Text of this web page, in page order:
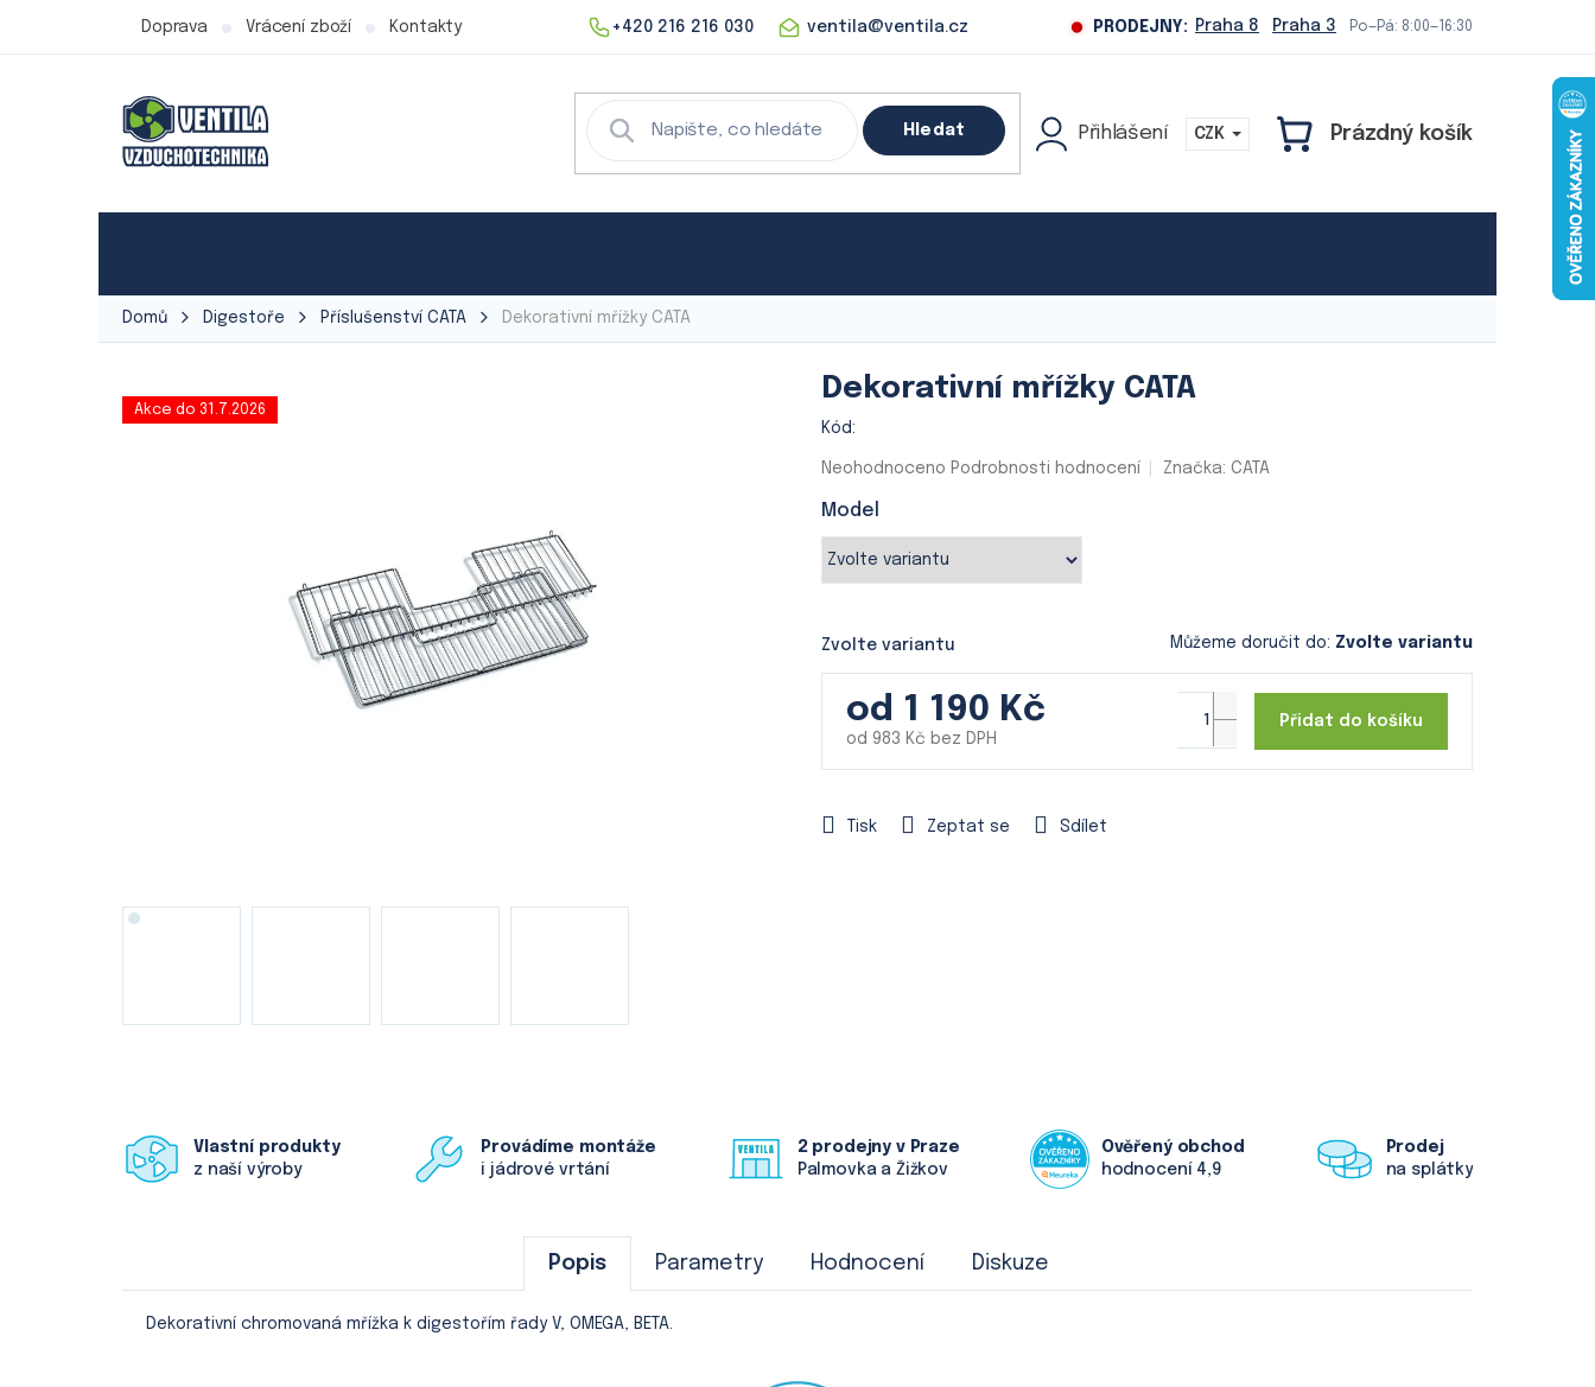
+420 216 216 030 ventila@ventila.cz
Doprava Vrácení zboží Kontakty PRODEJNY: Praha 8 Praha 3 Po—Pá: 8:00—16:30
Hledat CZK
NÁKUPNÍ
Prázdný košík
Domů Digestoře Příslušenství CATA Dekorativní mřížky CATA
Akce do 31.7.2026
Model
Tisk Zeptat se Sdílet
Dekorativní mřížky CATA
Kód:
Průměrné
produktu
je
0,0
z
Neohodnoceno Podrobnosti hodnocení Značka: CATA
Můžeme doručit do: Zvolte variantu
Zvolte variantu
od 1 190 Kč
od 983 Kč bez DPH
Přidat do košíku
Vlastní produkty
z naší výroby
Provádíme montáže
i jádrové vrtání
2 prodejny v Praze
Palmovka a Žižkov
Ověřený obchod
hodnocení 4,9
Prodej
na splátky
Popis Parametry Hodnocení Diskuze
Dekorativní chromovaná mřížka k digestořím řady V, OMEGA, BETA.